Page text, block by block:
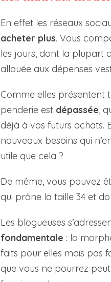
En effet les réseaux
acheter plus. Vous
les jours, dont la plupart
allouée aux dépenses
Comme elles présentent
penderie est dépassée,
déjà à vos futurs achats.
nouveaux besoins qui
utile que cela ?
De même, vous pouvez
qui prône la taille 34 et
Les blogueuses
fondamentale : la
faits pour elles mais pas
que vous ne pourrez